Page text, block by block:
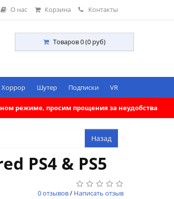
О нас Корзина Контакты
Товаров 0 (0 руб)
Хоррор Шутер Подписки VR
режиме, просим прощения за неудобства
PS4 & PS5
0 отзывов/ Написать отзыв